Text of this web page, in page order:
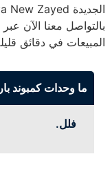
بالتواصل معنا الآن
المبيعات في دقائق
ما وحدات كمبوند
فلل.